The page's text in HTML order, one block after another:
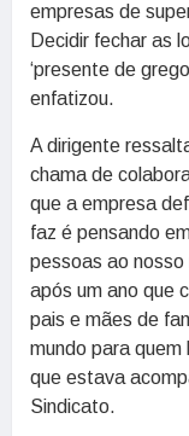
empresas de
Decidir fechar as
‘presente de
enfatizou.
A dirigente
chama de
que a empresa
faz é pensando
pessoas ao nosso
após um ano que
pais e mães de
mundo para quem
que estava
Sindicato.